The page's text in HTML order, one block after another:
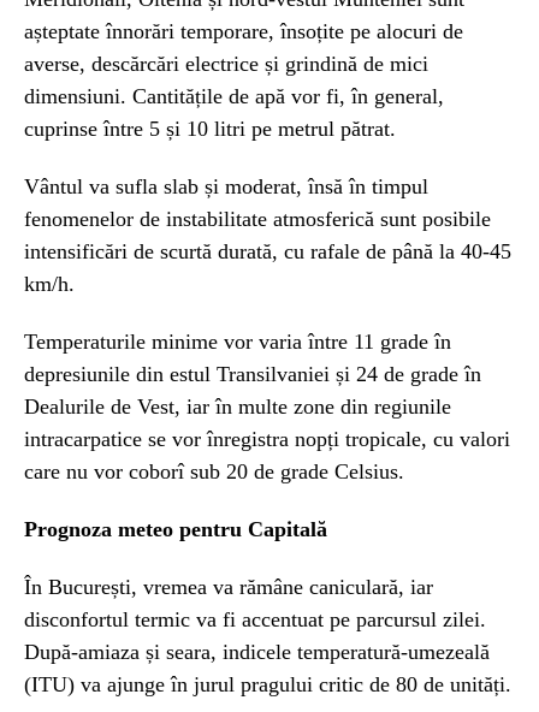
așteptate înnorări temporare, însoțite pe alocuri de
averse, descărcări electrice și grindină de mici
dimensiuni. Cantitățile de apă vor fi, în general,
cuprinse între 5 și 10 litri pe metrul pătrat.
Vântul va sufla slab și moderat, însă în timpul
fenomenelor de instabilitate atmosferică sunt posibile
intensificări de scurtă durată, cu rafale de până la 40-45
km/h.
Temperaturile minime vor varia între 11 grade în
depresiunile din estul Transilvaniei și 24 de grade în
Dealurile de Vest, iar în multe zone din regiunile
intracarpatice se vor înregistra nopți tropicale, cu valori
care nu vor coborî sub 20 de grade Celsius.
Prognoza meteo pentru Capitală
În București, vremea va rămâne caniculară, iar
disconfortul termic va fi accentuat pe parcursul zilei.
După-amiaza și seara, indicele temperatură-umezeală
(ITU) va ajunge în jurul pragului critic de 80 de unități.